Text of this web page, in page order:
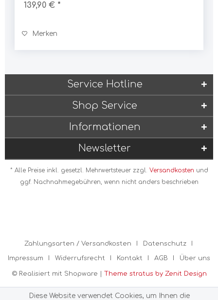
139,90 € *
Merken
Service Hotline
Shop Service
Informationen
Newsletter
* Alle Preise inkl. gesetzl. Mehrwertsteuer zzgl. Versandkosten und
ggf. Nachnahmegebühren, wenn nicht anders beschrieben
Zahlungsarten / Versandkosten Datenschutz
Impressum Widerrufsrecht Kontakt AGB Über uns
© Realisiert mit Shopware | Theme stratus by Zenit Design
Diese Website verwendet Cookies, um Ihnen die